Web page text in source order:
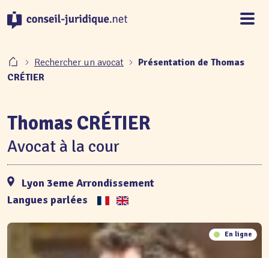
Rechercher un avocat
Présentation de Thomas
CRÉTIER
En ligne
Thomas CRÉTIER
Avocat à la cour
Lyon 3eme Arrondissement
Langues parlées